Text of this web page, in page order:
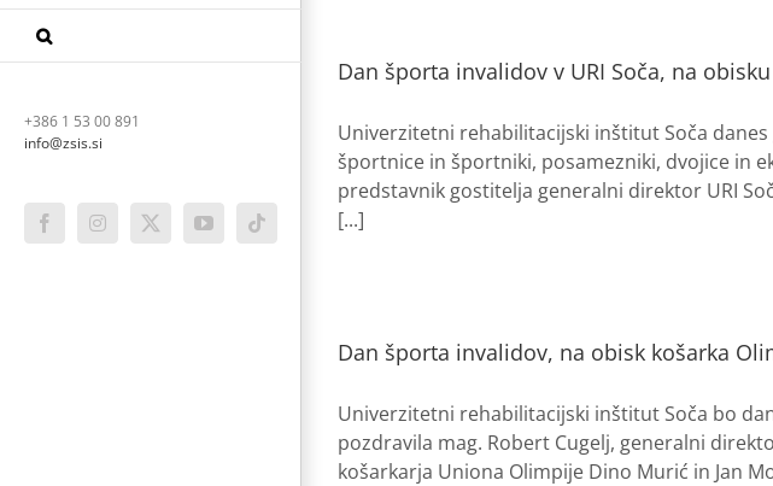
+386 1 53 00 891
info@zsis.si
FacebookInstagram
X YouTubeTiktok
Dan športa invalidov v URI Soča, na
Univerzitetni rehabilitacijski inštitut Soča
športnice in športniki, posamezniki, dvojice in
predstavnik gostitelja generalni direktor URI
[...]
Dan športa invalidov, na obisk košarka
Univerzitetni rehabilitacijski inštitut Soča bo
pozdravila mag. Robert Cugelj, generalni
košarkarja Uniona Olimpije Dino Murić in Jan